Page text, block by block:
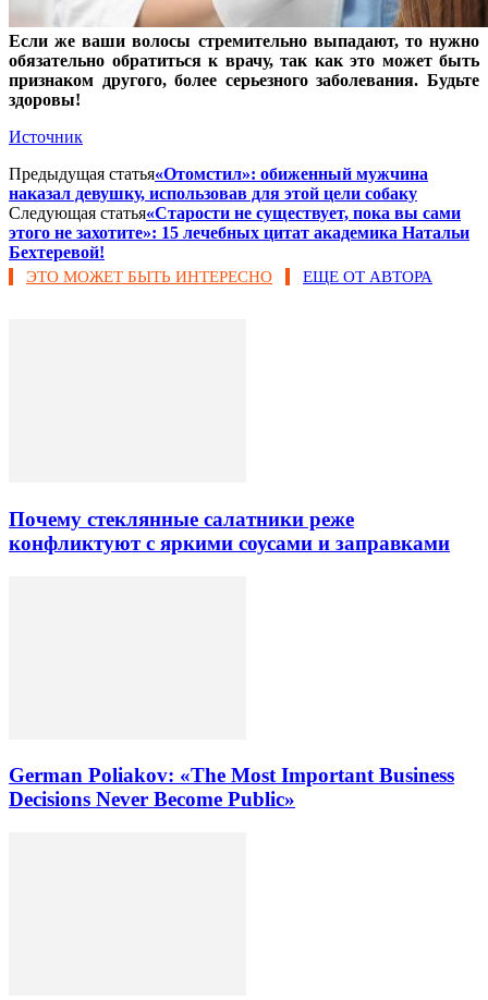
Если же ваши волосы стремительно выпадают, то нужно
обязательно обратиться к врачу, так как это может быть
признаком другого, более серьезного заболевания. Будьте
здоровы!
Источник
Предыдущая статья«Отомстил»: обиженный мужчина
наказал девушку, использовав для этой цели собаку
Следующая статья«Старости не существует, пока вы сами
этого не захотите»: 15 лечебных цитат академика Натальи
Бехтеревой!
ЭТО МОЖЕТ БЫТЬ ИНТЕРЕСНО ЕЩЕ ОТ АВТОРА
Почему стеклянные салатники реже
конфликтуют с яркими соусами и заправками
German Poliakov: «The Most Important Business
Decisions Never Become Public»